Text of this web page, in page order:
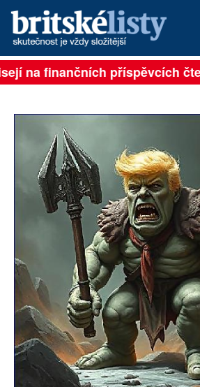
PŘIHLÁSIT
ROZHOVORY
TÉMATA
NEJČTENĚJŠÍ ZA 7 DNÍ
AUTOŘI
PŘÍSPĚVKY NA PROVOZ
SOCIÁLNÍ SÍTĚ
RUBRIKY
na finančních příspěvcích